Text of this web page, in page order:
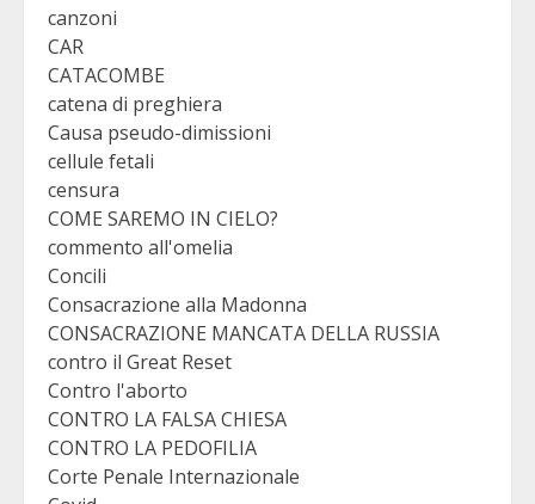
canzoni
CAR
CATACOMBE
catena di preghiera
Causa pseudo-dimissioni
cellule fetali
censura
COME SAREMO IN CIELO?
commento all'omelia
Concili
Consacrazione alla Madonna
CONSACRAZIONE MANCATA DELLA RUSSIA
contro il Great Reset
Contro l'aborto
CONTRO LA FALSA CHIESA
CONTRO LA PEDOFILIA
Corte Penale Internazionale